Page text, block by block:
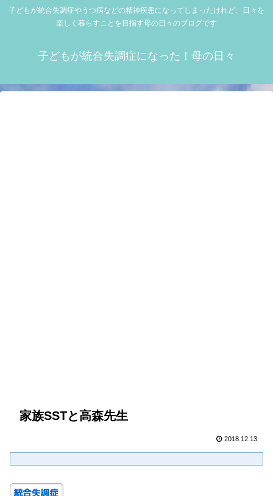
子どもが統合失調症やうつ病などの精神疾患になってしまったけれど、日々を
楽しく暮らすことを目指す母の日々のブログです
子どもが統合失調症になった！母の日々
家族SSTと高森先生
2018.12.13